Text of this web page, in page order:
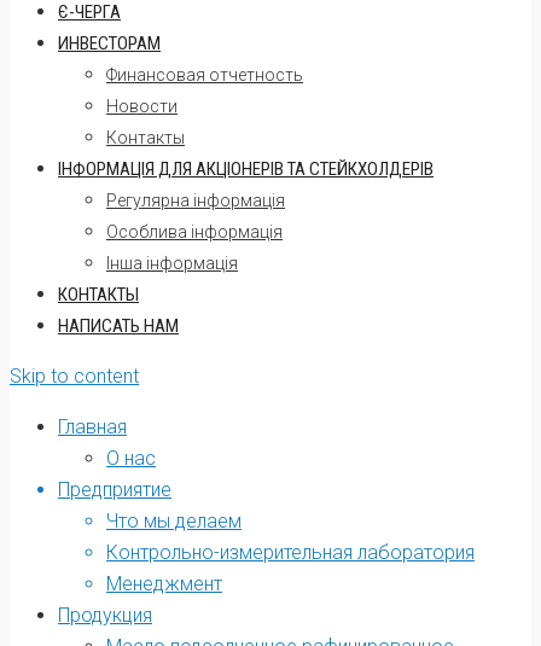
Є-ЧЕРГА
ИНВЕСТОРАМ
Финансовая отчетность
Новости
Контакты
ІНФОРМАЦІЯ ДЛЯ АКЦІОНЕРІВ ТА СТЕЙКХОЛДЕРІВ
Регулярна інформація
Oсоблива інформація
Інша інформація
КОНТАКТЫ
НАПИСАТЬ НАМ
Skip to content
Главная
О нас
Предприятие
Что мы делаем
Контрольно-измерительная лаборатория
Менеджмент
Продукция